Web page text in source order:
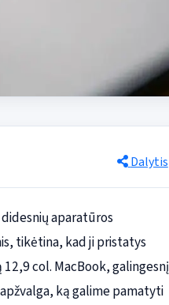
Dalytis
aparatūros
tikėtina, kad ji pristatys
col. MacBook, galingesnį
ką galime pamatyti